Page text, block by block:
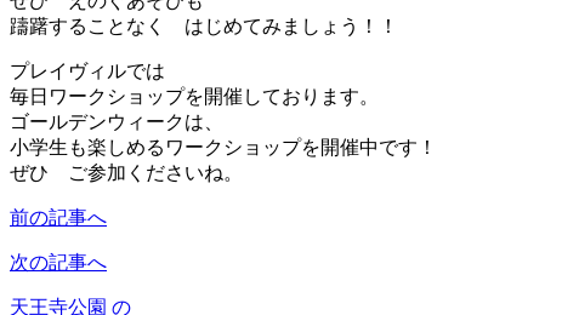
躊躇することなく はじめてみましょう！！
プレイヴィルでは
毎日ワークショップを開催しております。
ゴールデンウィークは、
小学生も楽しめるワークショップを開催中です！
ぜひ ご参加くださいね。
前の記事へ
次の記事へ
天王寺公園 の